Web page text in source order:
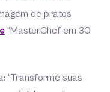
de pratos
“MasterChef em 30
“Transforme suas